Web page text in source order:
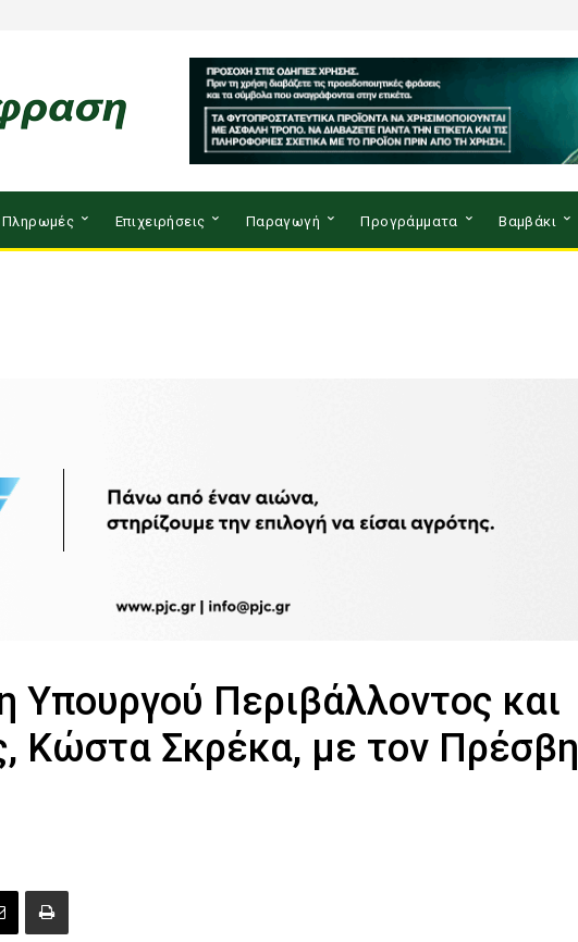
Πληρωμές Επιχειρήσεις Παραγωγή Προγράμματα Βαμβάκι
Υπουργού Περιβάλλοντος και
Κώστα Σκρέκα, με τον Πρέσβη